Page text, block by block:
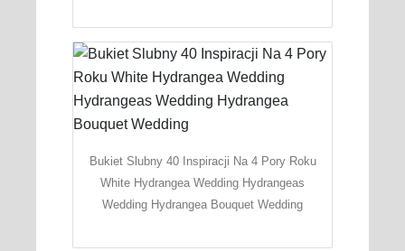
Bukiet Slubny 40 Inspiracji Na 4 Pory Roku
White Hydrangea Wedding Hydrangeas
Wedding Hydrangea Bouquet Wedding